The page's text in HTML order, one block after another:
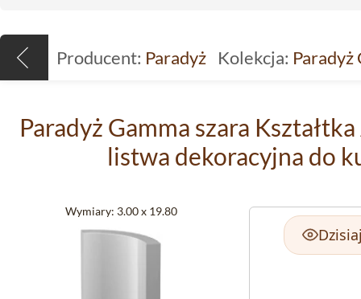
Producent: Paradyż Kolekcja: Paradyż
Paradyż Gamma szara
listwa dekoracyjna do
Wymiary: 3.00 x 19.80